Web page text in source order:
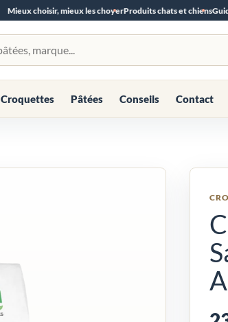
Mieux choisir, mieux les choyerProduits chats et chiens
Croquettes Pâtées Conseils Contact